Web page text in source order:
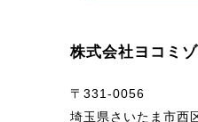
株式会社ヨコミゾ
〒331-0056
埼玉県さいたま市西